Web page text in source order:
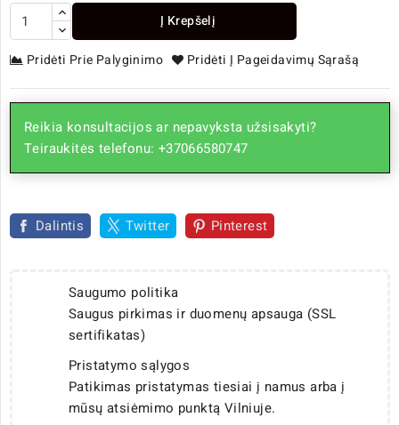
Į Krepšelį
Pridėti Prie Palyginimo Pridėti Į Pageidavimų Sąrašą
Reikia konsultacijos ar nepavyksta užsisakyti?
Teiraukitės telefonu: +37066580747
Dalintis Twitter Pinterest
Saugumo politika
Saugus pirkimas ir duomenų apsauga (SSL
sertifikatas)
Pristatymo sąlygos
Patikimas pristatymas tiesiai į namus arba į
mūsų atsiėmimo punktą Vilniuje.